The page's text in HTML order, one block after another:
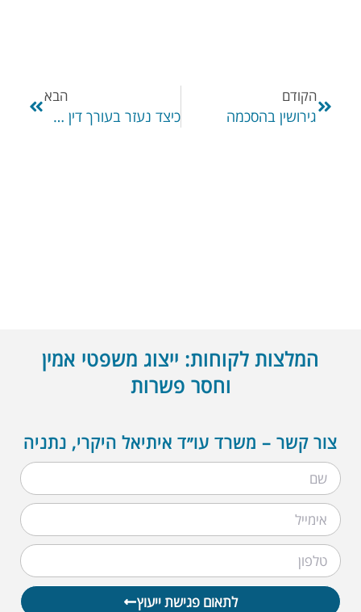
הקודם
גירושין בהסכמה
הבא
כיצד נעזר בעורך דין מקרקעין בנתניה בעסקאות נדל"ן
המלצות לקוחות: ייצוג משפטי אמין
וחסר פשרות
צור קשר – משרד עו״ד איתיאל היקרי, נתניה
לתאום פגישת ייעוץ